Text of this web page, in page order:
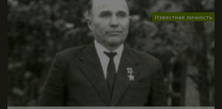
Известная личность